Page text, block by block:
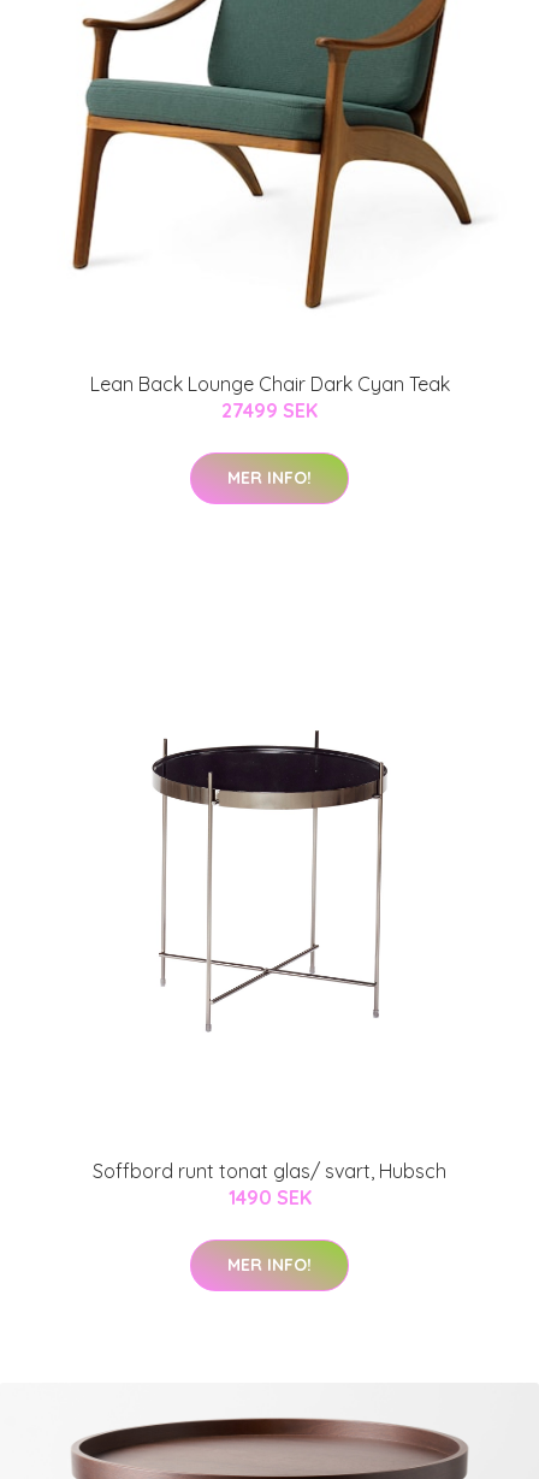
Lean Back Lounge Chair Dark Cyan Teak
27499 SEK
MER INFO!
Soffbord runt tonat glas/ svart, Hubsch
1490 SEK
MER INFO!